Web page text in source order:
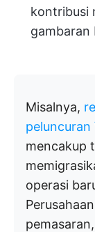
kontribusi
gambaran
Misalnya,
peluncuran
mencakup
operasi